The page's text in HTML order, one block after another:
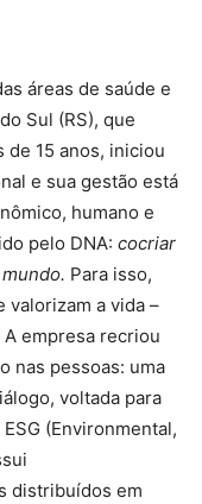
áreas de saúde e
Sul (RS), que
de 15 anos, iniciou
e sua gestão está
humano e
pelo DNA: cocriar
Para isso,
valorizam a vida –
empresa recriou
nas pessoas: uma
voltada para
(Environmental,
distribuídos em